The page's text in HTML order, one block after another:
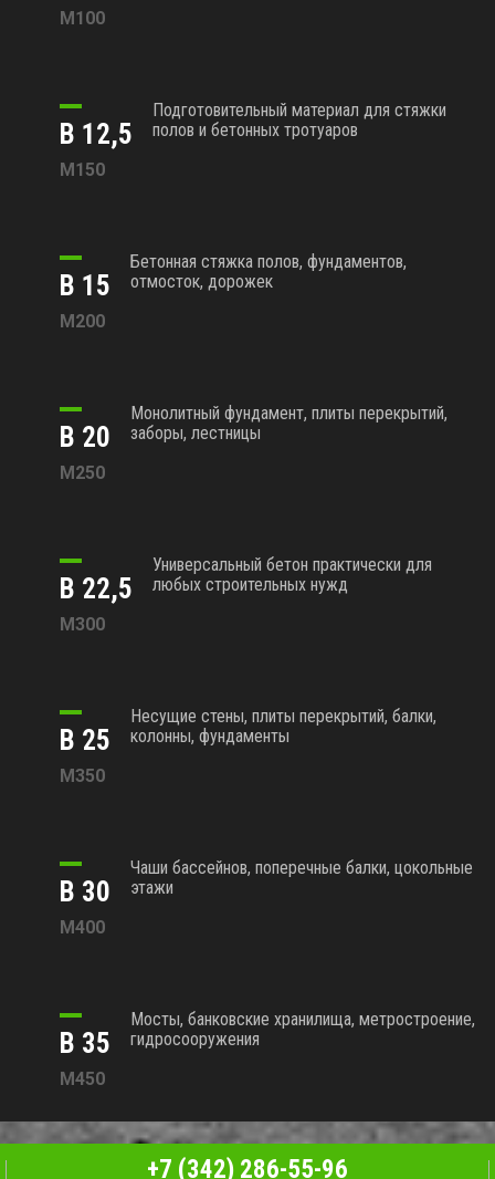
М100
В 12,5
М150
Подготовительный материал для стяжки
полов и бетонных тротуаров
В 15
М200
Бетонная стяжка полов, фундаментов,
отмосток, дорожек
В 20
М250
Монолитный фундамент, плиты перекрытий,
заборы, лестницы
В 22,5
М300
Универсальный бетон практически для
любых строительных нужд
В 25
М350
Несущие стены, плиты перекрытий, балки,
колонны, фундаменты
В 30
М400
Чаши бассейнов, поперечные балки, цокольные
этажи
В 35
М450
Мосты, банковские хранилища, метростроение,
гидросооружения
+7 (342) 286-55-96